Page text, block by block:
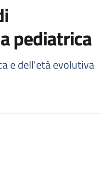
pediatrica
e dell'età evolutiva